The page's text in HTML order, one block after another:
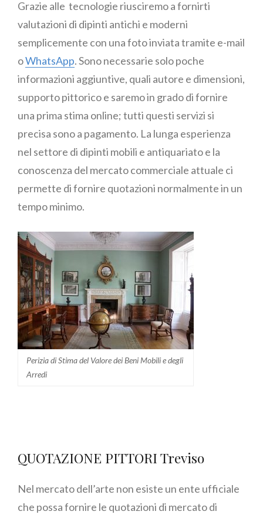
Grazie alle tecnologie riusciremo a fornirti
valutazioni di dipinti antichi e moderni
semplicemente con una foto inviata tramite e-mail
oWhatsApp. Sono necessarie solo poche
informazioni aggiuntive, quali autore e dimensioni,
supporto pittorico e saremo in grado di fornire
una prima stima online; tutti questi servizi si
precisa sono a pagamento. La lunga esperienza
nel settore di dipinti mobili e antiquariato e la
conoscenza del mercato commerciale attuale ci
permette di fornire quotazioni normalmente in un
tempo minimo.
Perizia di Stima del Valore dei Beni Mobili e degli
Arredi
QUOTAZIONE PITTORI Treviso
Nel mercato dell’arte non esiste un ente ufficiale
che possa fornire le quotazioni di mercato di